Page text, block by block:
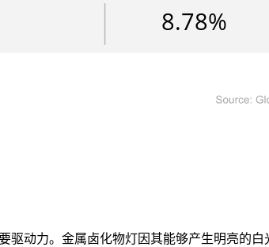
动力。金属卤化物灯因其能够产生明亮的白